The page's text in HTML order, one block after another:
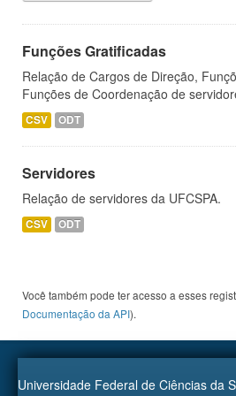
Funções Gratificadas
Relação de Cargos de Direção,
Funções de Coordenação de
CSV ODT
Servidores
Relação de servidores da UFCSPA.
CSV ODT
Você também pode ter acesso a esses
Documentação da API).
Universidade Federal de Ciências da